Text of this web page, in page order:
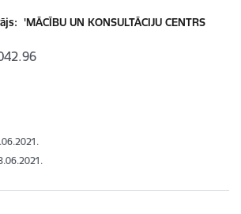
'MĀCĪBU UN KONSULTĀCIJU CENTRS